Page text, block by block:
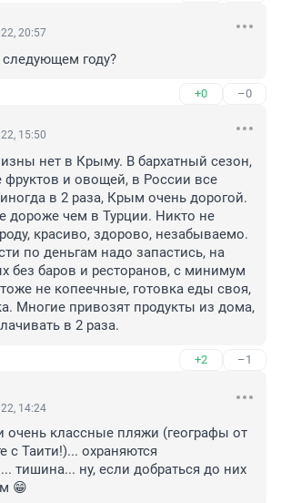
20:57
году?
+0 –0
15:50
нет в Крыму. В бархатный сезон,
фруктов и овощей, в России все
в 2 раза, Крым очень дорогой.
дороже чем в Турции. Никто не
красиво, здорово, незабываемо.
по деньгам надо запастись, на
без баров и ресторанов, с минимум
не копеечные, готовка еды своя,
Многие привозят продукты из дома,
в 2 раза.
+2 –1
14:24
очень классные пляжи (географы от
с Таити!)... охраняются
тишина... ну, если добраться до них
😁